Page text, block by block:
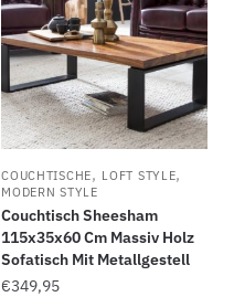
COUCHTISCHE, LOFT STYLE,
MODERN STYLE
Couchtisch Sheesham
115x35x60 Cm Massiv Holz
Sofatisch Mit Metallgestell
€349,95